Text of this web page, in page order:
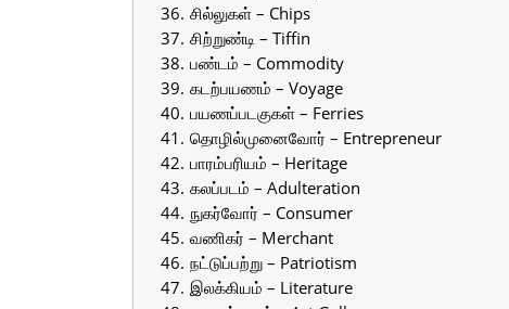
சில்லுகள் – Chips
சிற்றுண்டி – Tiffin
பண்டம் – Commodity
கடற்பயணம் – Voyage
பயணப்படகுகள் – Ferries
தொழில்முனைவோர் – Entrepreneur
பாரம்பரியம் – Heritage
கலப்படம் – Adulteration
நுகர்வோர் – Consumer
வணிகர் – Merchant
நட்டுப்பற்று – Patriotism
இலக்கியம் – Literature